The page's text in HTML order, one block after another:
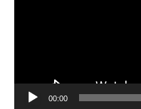
00:00